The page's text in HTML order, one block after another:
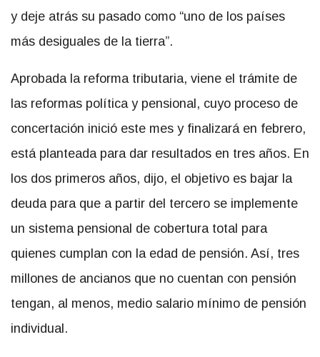
y deje atrás su pasado como “uno de los países
más desiguales de la tierra”.
Aprobada la reforma tributaria, viene el trámite de
las reformas política y pensional, cuyo proceso de
concertación inició este mes y finalizará en febrero,
está planteada para dar resultados en tres años. En
los dos primeros años, dijo, el objetivo es bajar la
deuda para que a partir del tercero se implemente
un sistema pensional de cobertura total para
quienes cumplan con la edad de pensión. Así, tres
millones de ancianos que no cuentan con pensión
tengan, al menos, medio salario mínimo de pensión
individual.